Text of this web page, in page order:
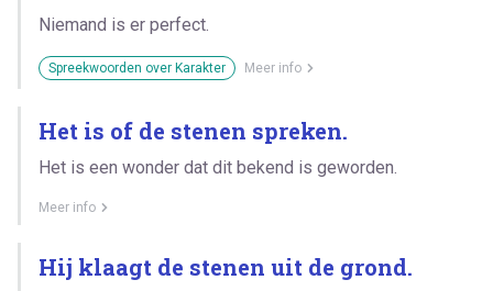
Niemand is er perfect.
Spreekwoorden over Karakter Meer info
Het is of de stenen spreken.
Het is een wonder dat dit bekend is geworden.
Meer info
Hij klaagt de stenen uit de grond.